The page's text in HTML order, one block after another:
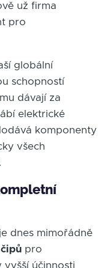
už firma
pro
globální
schopností
dávají za
elektrické
komponenty
všech
dnes mimořádně
pro
účinnosti